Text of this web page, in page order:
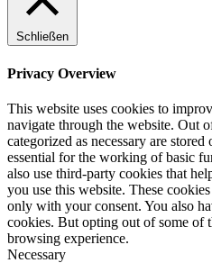
Schließen
Privacy Overview
This website uses cookies to
navigate through the website. Out
categorized as necessary are
essential for the working of basic
also use third-party cookies that
you use this website. These
only with your consent. You also
cookies. But opting out of some of
browsing experience.
Necessary